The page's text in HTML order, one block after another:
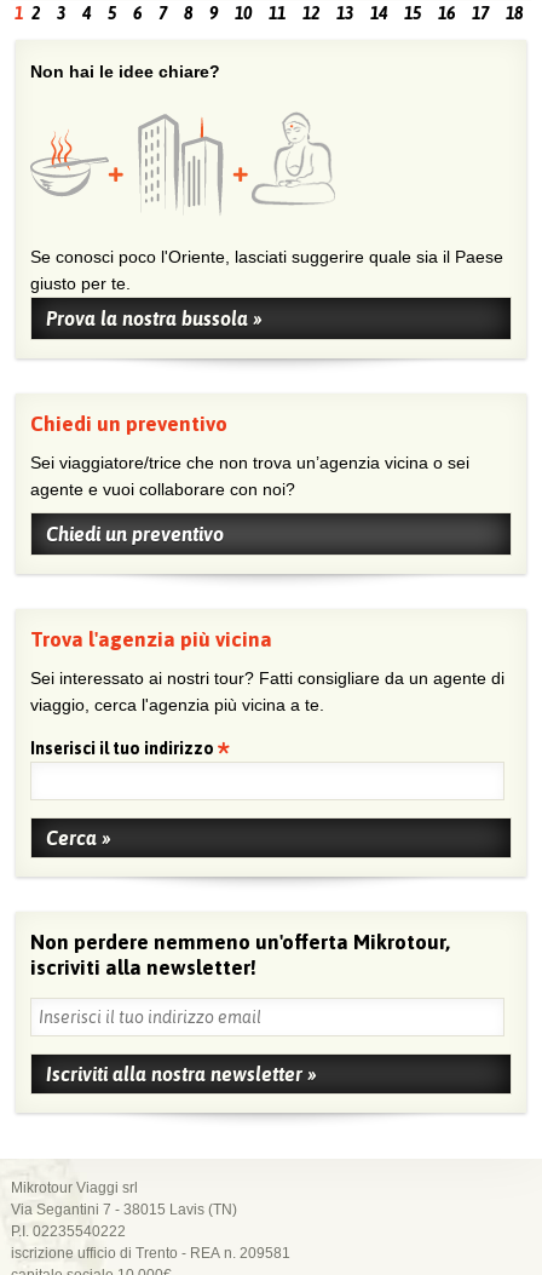
1 2 3 4 5 6 7 8 9 10 11 12 13 14 15 16 17 18
Non hai le idee chiare?
Se conosci poco l'Oriente, lasciati suggerire quale sia il Paese
giusto per te.
Prova la nostra bussola »
Chiedi un preventivo
Sei viaggiatore/trice che non trova un’agenzia vicina o sei
agente e vuoi collaborare con noi?
Chiedi un preventivo
Trova l'agenzia più vicina
Sei interessato ai nostri tour? Fatti consigliare da un agente di
viaggio, cerca l'agenzia più vicina a te.
Inserisci il tuo indirizzo
Non perdere nemmeno un'offerta Mikrotour,
iscriviti alla newsletter!
Mikrotour Viaggi srl
Via Segantini 7 - 38015 Lavis (TN)
P.I. 02235540222
iscrizione ufficio di Trento - REA n. 209581